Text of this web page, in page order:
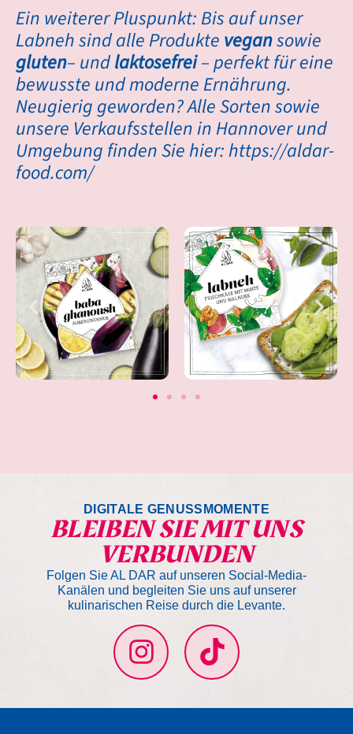
Ein weiterer Pluspunkt: Bis auf unser
Labneh sind alle Produkte vegansowie
gluten– undlaktosefrei– perfekt für eine
bewusste und moderne Ernährung.
Neugierig geworden? Alle Sorten sowie
unsere Verkaufsstellen in Hannover und
Umgebung finden Sie hier:https://aldar-
food.com/
DIGITALE GENUSSMOMENTE
BLEIBEN SIE MIT UNS
VERBUNDEN
Folgen Sie AL DAR auf unseren Social-Media-
Kanälen und begleiten Sie uns auf unserer
kulinarischen Reise durch die Levante.